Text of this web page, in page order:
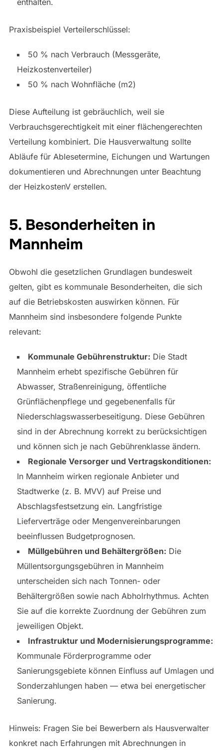
Praxisbeispiel Verteilerschlüssel:
50 % nach Verbrauch (Messgeräte,
Heizkostenverteiler)
50 % nach Wohnfläche (m2)
Diese Aufteilung ist gebräuchlich, weil sie
Verbrauchsgerechtigkeit mit einer flächengerechten
Verteilung kombiniert. Die Hausverwaltung sollte
Abläufe für Ablesetermine, Eichungen und Wartungen
dokumentieren und Abrechnungen unter Beachtung
der HeizkostenV erstellen.
5. Besonderheiten in
Mannheim
Obwohl die gesetzlichen Grundlagen bundesweit
gelten, gibt es kommunale Besonderheiten, die sich
auf die Betriebskosten auswirken können. Für
Mannheim sind insbesondere folgende Punkte
relevant:
Kommunale Gebührenstruktur: Die Stadt
Mannheim erhebt spezifische Gebühren für
Abwasser, Straßenreinigung, öffentliche
Grünflächenpflege und gegebenenfalls für
Niederschlagswasserbeseitigung. Diese Gebühren
sind in der Abrechnung korrekt zu berücksichtigen
und können sich je nach Gebührenklasse ändern.
Regionale Versorger und Vertragskonditionen:
In Mannheim wirken regionale Anbieter und
Stadtwerke (z. B. MVV) auf Preise und
Abschlagsfestsetzung ein. Langfristige
Lieferverträge oder Mengenvereinbarungen
beeinflussen Budgetprognosen.
Müllgebühren und Behältergrößen: Die
Müllentsorgungsgebühren in Mannheim
unterscheiden sich nach Tonnen- oder
Behältergrößen sowie nach Abholrhythmus. Achten
Sie auf die korrekte Zuordnung der Gebühren zum
jeweiligen Objekt.
Infrastruktur und Modernisierungsprogramme:
Kommunale Förderprogramme oder
Sanierungsgebiete können Einfluss auf Umlagen und
Sonderzahlungen haben — etwa bei energetischer
Sanierung.
Hinweis: Fragen Sie bei Bewerbern als Hausverwalter
konkret nach Erfahrungen mit Abrechnungen in